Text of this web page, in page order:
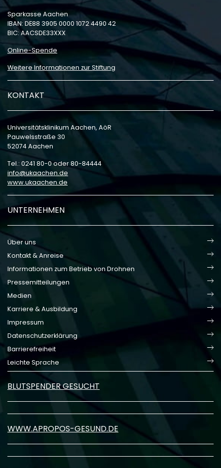
Sparkasse Aachen
IBAN: DE88 3905 0000 1072 4490 42
BIC: AACSDE33XXX
Online-Spende
Weitere Informationen zur Stiftung
KONTAKT
Universitätsklinikum Aachen, AöR
Pauwelsstraße 30
52074 Aachen
Tel.: 0241 80-0 oder 80-84444
info
ukaachen de
www.ukaachen.de
UNTERNEHMEN
Über uns
Kontakt & Anreise
Informationen zum Betrieb von Drohnen
Pressemitteilungen
Medien
Karriere & Ausbildung
Impressum
Datenschutzerklärung
Barrierefreiheit
Leichte Sprache
BLUTSPENDER GESUCHT
WWW.APROPOS-GESUND.DE